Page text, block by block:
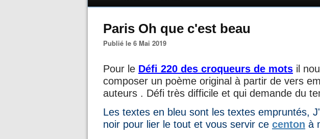
Paris Oh que c'est beau
Publié le 6 Mai 2019
Pour le Défi 220 des croqueurs de mots il
composer un poème original à partir de vers
auteurs . Défi très difficile et qui demande du
Les textes en bleu sont les textes empruntés,
noir pour lier le tout et vous servir ce centon à